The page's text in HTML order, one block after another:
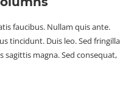
faucibus. Nullam quis ante.
tincidunt. Duis leo. Sed fringilla
sagittis magna. Sed consequat,